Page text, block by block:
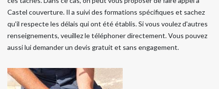
Castel couverture. Il a suivi des formations spécifiques et sachez
qu'il respecte les délais qui ont été établis. Si vous voulez d'autres
renseignements, veuillez le téléphoner directement. Vous pouvez
aussi lui demander un devis gratuit et sans engagement.